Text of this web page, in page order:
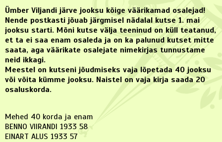
Ümber Viljandi järve jooksu kõige väärikamad osalejad!
Nende postkasti jõuab järgmisel nädalal kutse 1. mai
jooksu starti. Mõni kutse välja teeninud on küll teatanud,
et ta ei saa enam osaleda ja on ka palunud kutset mitte
saata, aga väärikate osalejate nimekirjas tunnustame
neid ikkagi.
Meestel on kutseni jõudmiseks vaja lõpetada 40 jooksu
või võita kümme jooksu. Naistel on vaja kirja saada 20
osaluskorda.
Mehed 40 korda ja enam
BENNO VIIRANDI 1933 58
EINART ALUS 1933 57